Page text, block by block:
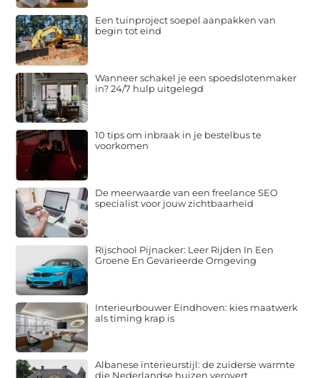
Een tuinproject soepel aanpakken van
begin tot eind
Wanneer schakel je een spoedslotenmaker
in? 24/7 hulp uitgelegd
10 tips om inbraak in je bestelbus te
voorkomen
De meerwaarde van een freelance SEO
specialist voor jouw zichtbaarheid
Rijschool Pijnacker: Leer Rijden In Een
Groene En Gevarieerde Omgeving
Interieurbouwer Eindhoven: kies maatwerk
als timing krap is
Albanese interieurstijl: de zuiderse warmte
die Nederlandse huizen verovert